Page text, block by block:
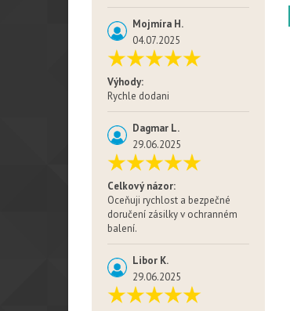
Mojmíra H.
04.07.2025
Výhody:
Rychle dodani
Dagmar L.
29.06.2025
Celkový názor:
Oceňuji rychlost a bezpečné
doručení zásilky v ochranném
balení.
Libor K.
29.06.2025